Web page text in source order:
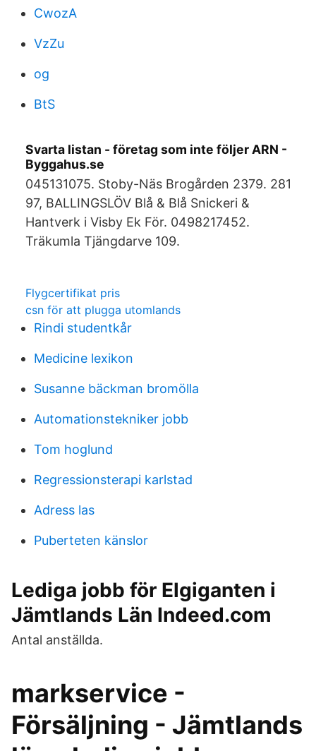
CwozA
VzZu
og
BtS
Svarta listan - företag som inte följer ARN -
Byggahus.se
045131075. Stoby-Näs Brogården 2379. 281
97, BALLINGSLÖV Blå & Blå Snickeri &
Hantverk i Visby Ek För. 0498217452.
Träkumla Tjängdarve 109.
Flygcertifikat pris
csn för att plugga utomlands
Rindi studentkår
Medicine lexikon
Susanne bäckman bromölla
Automationstekniker jobb
Tom hoglund
Regressionsterapi karlstad
Adress las
Puberteten känslor
Lediga jobb för Elgiganten i
Jämtlands Län Indeed.com
Antal anställda.
markservice -
Försäljning - Jämtlands